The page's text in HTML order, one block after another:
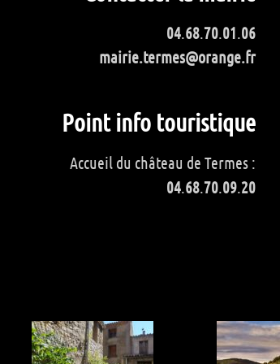
04.68.70.01.06
mairie.termes@orange.fr
Point info touristique
Accueil du château de Termes :
04.68.70.09.20